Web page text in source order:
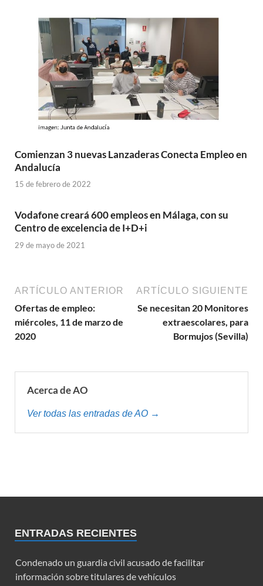
Comienzan 3 nuevas Lanzaderas Conecta Empleo en
Andalucía
15 de febrero de 2022
Vodafone creará 600 empleos en Málaga, con su
Centro de excelencia de I+D+i
29 de mayo de 2021
ARTÍCULO ANTERIOR
Ofertas de empleo:
miércoles, 11 de marzo de
2020
ARTÍCULO SIGUIENTE
Se necesitan 20 Monitores
extraescolares, para
Bormujos (Sevilla)
Acerca de AO
Ver todas las entradas de AO →
ENTRADAS RECIENTES
Condenado un guardia civil acusado de facilitar
información sobre titulares de vehículos